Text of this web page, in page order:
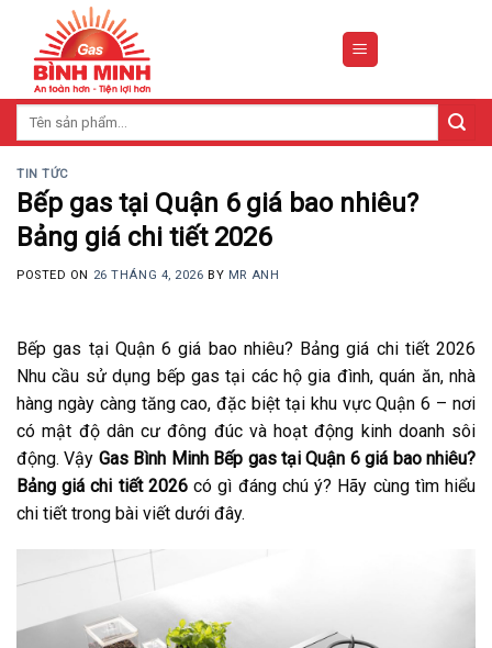
content
TIN TỨC
Bếp gas tại Quận 6 giá bao nhiêu?
Bảng giá chi tiết 2026
POSTED ON 26 THÁNG 4, 2026 BY MR ANH
Bếp gas tại Quận 6 giá bao nhiêu? Bảng giá chi tiết 2026
Nhu cầu sử dụng bếp gas tại các hộ gia đình, quán ăn, nhà
hàng ngày càng tăng cao, đặc biệt tại khu vực Quận 6 – nơi
có mật độ dân cư đông đúc và hoạt động kinh doanh sôi
động. Vậy Gas Bình Minh Bếp gas tại Quận 6 giá bao nhiêu?
Bảng giá chi tiết 2026có gì đáng chú ý? Hãy cùng tìm hiểu
chi tiết trong bài viết dưới đây.